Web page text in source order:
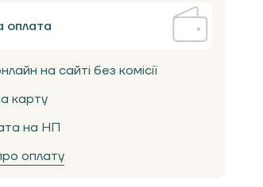
оплата
на сайті без комісії
карту
на НП
оплату